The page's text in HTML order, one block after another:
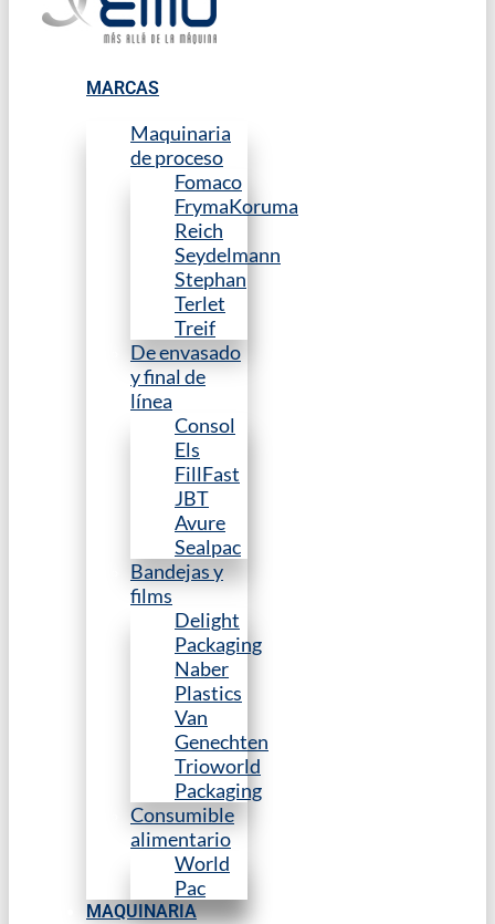
MARCAS
Maquinaria
de proceso
Fomaco
FrymaKoruma
Reich
Seydelmann
Stephan
Terlet
Treif
De envasado
y final de
línea
Consol
Els
FillFast
JBT
Avure
Sealpac
Bandejas y
films
Delight
Packaging
Naber
Plastics
Van
Genechten
Trioworld
Packaging
Consumible
alimentario
World
Pac
MAQUINARIA